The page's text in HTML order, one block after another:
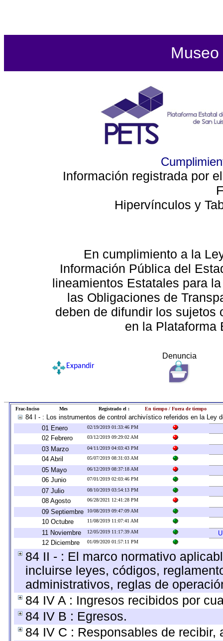
Información registrada por
Hipervínculos y
En cumplimiento a la
Información Pública del
lineamientos Estatales para
las Obligaciones de
deben de difundir los sujetos
en la Plataforma
Denuncia
Expandir
Frac-Inciso Mes Registrado el : En tiempo / Fuera de tiempo
84 I - : Los instrumentos de control archivístico referidos en la Ley
01 Enero
02/19/2019 01:33:46 PM
02 Febrero 03/12/2019 09:29:02 AM
03 Marzo 04/11/2019 04:03:43 PM
04 Abril 05/07/2019 08:31:03 AM
05 Mayo 06/12/2019 08:37:18 AM
06 Junio 07/01/2019 02:03:46 PM
07 Julio 08/10/2019 03:54:13 PM
08 Agosto 06/28/2021 12:41:28 PM
09 Septiembre 10/08/2019 09:47:09 AM
10 Octubre 11/08/2019 11:07:41 AM
11 Noviembre 12/05/2019 11:17:39 AM
12 Diciembre
01/09/2020 01:57:11 PM
84 II - : El marco normativo
incluirse leyes, códigos,
administrativos, reglas de
84 IV A : Ingresos recibidos por
84 IV B : Egresos.
84 IV C : Responsables de